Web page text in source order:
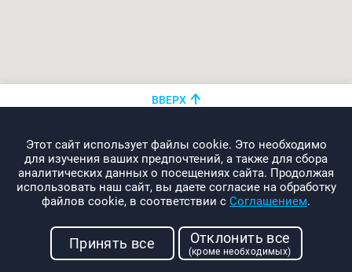
Этот сайт использует файлы cookie. Это необходимо
для изучения ваших предпочтений, а также для сбора
аналитических данных о посещениях сайта. Продолжая
использовать наш сайт, вы даете согласие на обработку
файлов cookie, в соответствии с Соглашением.
Принять все Отклонить все
(кроме необходимых)
ВВЕРХ
info@promo-webcom.by
© 2000-2026. Webcom Performance
г. Минск, ул. Свердлова, 11-332
УНП: 190437288